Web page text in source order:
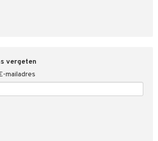
vergeten
mailadres